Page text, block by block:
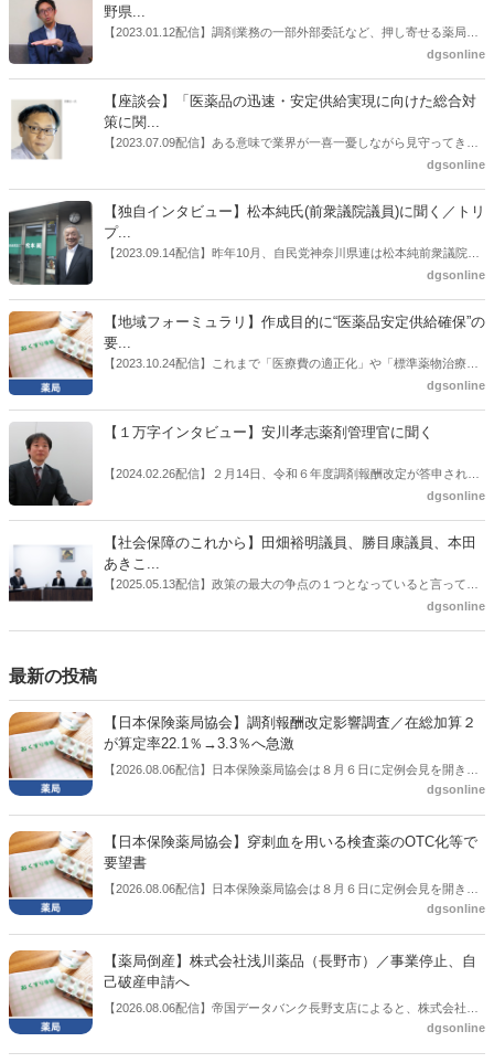
野県...
【2023.01.12配信】調剤業務の一部外部委託など、押し寄せる薬局業
界への規制改革の波。この規制改革の波を薬局業界はどう受け止めた
はないだろうか。本紙ではこうした問題について、厚労省「薬局薬剤
師の業務及び薬局の機能に関するワーキンググループ」に参考人とし
ても出席していたイイジマ薬局（長野県上田市）開設者である飯島裕
dgsonline
【座談会】「医薬品の迅速・安定供給実現に向けた総合対
策に関...
【2023.07.09配信】ある意味で業界が一喜一憂しながら見守ってきた
厚労省「医薬品の迅速・安定供給実現に向けた総合対策に関する有識
書がとりまとめられた。ドラビズon-lineでは検討会を総括する目的で
厚労省医政局医薬産業振興・医療情報企画課長（医薬産業振興・医療
情報企画課セルフケア・セルフメディケーション推進室長併任）安藤
公一氏や青山学院大学名誉教授の三村優美子氏、 日本保険薬局協会医
dgsonline
【独自インタビュー】松本純氏(前衆議院議員)に聞く／トリ
プ...
【2023.09.14配信】昨年10月、自民党神奈川県連は松本純前衆議院議
員を「自民党神奈川1区」（横浜市中区・磯子区・金沢区）の支部長
候補の前提となるもの。薬剤師に関わる政策に広く・深く関わってき
た同氏の復活に向けた薬剤師業界の期待には熱いものがある。不透明
感の払拭できない医療・介護・障害者サービスのトリプル改定等へ
の、薬剤師業界の強い危機感の裏返しといってもいいだろう。本稿で
dgsonline
【地域フォーミュラリ】作成目的に“医薬品安定供給確保”の
要...
【2023.10.24配信】これまで「医療費の適正化」や「標準薬物治療の
推進」などが目的とされることが多かった地域フォーミュラリの作
た。医薬品の安定供給確保だ。10月22日に開かれた「日本フォーミュ
飯田市）は、会員薬局から安定供給確保への強い要望があったことを
受け、安定供給確保が見込めるPPI３成分について銘柄を含めて選定
dgsonline
【１万字インタビュー】安川孝志薬剤管理官に聞く
【2024.02.26配信】２月14日、令和６年度調剤報酬改定が答申され
た。本紙では、厚生労働省保険局医療課・薬剤管理官の安川孝志氏
dgsonline
【社会保障のこれから】田畑裕明議員、勝目康議員、本田
あきこ...
【2025.05.13配信】政策の最大の争点の１つとなっていると言っても
よいのが社会保障のこれからのあり方だ。特に与党では、政府関係者
dgsonline
最新の投稿
【日本保険薬局協会】調剤報酬改定影響調査／在総加算２
が算定率22.1％→3.3％へ急激
【2026.08.06配信】日本保険薬局協会は８月６日に定例会見を開き、
「令和８年度調剤報酬改定に係る保険薬局への影響」の調査結果を公
3.3％へ大きく低下した。
dgsonline
【日本保険薬局協会】穿刺血を用いる検査薬のOTC化等で
要望書
【2026.08.06配信】日本保険薬局協会は８月６日に定例会見を開き、
「穿刺血を用いる検査薬のOTC化等に関する要望書」を厚生労働省 医
dgsonline
【薬局倒産】株式会社浅川薬品（長野市）／事業停止、自
己破産申請へ
【2026.08.06配信】帝国データバンク長野支店によると、株式会社浅
川薬品（長野市）は7月31日に事業を停止し、自己破産申請の準備に
dgsonline